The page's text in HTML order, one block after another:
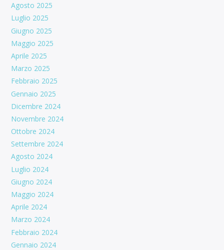
Agosto 2025
Luglio 2025
Giugno 2025
Maggio 2025
Aprile 2025
Marzo 2025
Febbraio 2025
Gennaio 2025
Dicembre 2024
Novembre 2024
Ottobre 2024
Settembre 2024
Agosto 2024
Luglio 2024
Giugno 2024
Maggio 2024
Aprile 2024
Marzo 2024
Febbraio 2024
Gennaio 2024